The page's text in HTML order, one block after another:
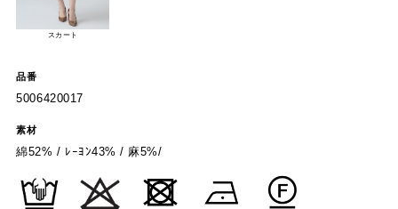
スカート
品番
5006420017
素材
綿52% / ﾚｰﾖﾝ43% / 麻5%/